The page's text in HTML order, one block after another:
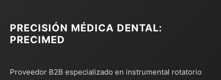
PRECISIÓN MÉDICA DENTAL:
PRECIMED
Proveedor B2B especializado en instrumental rotatorio